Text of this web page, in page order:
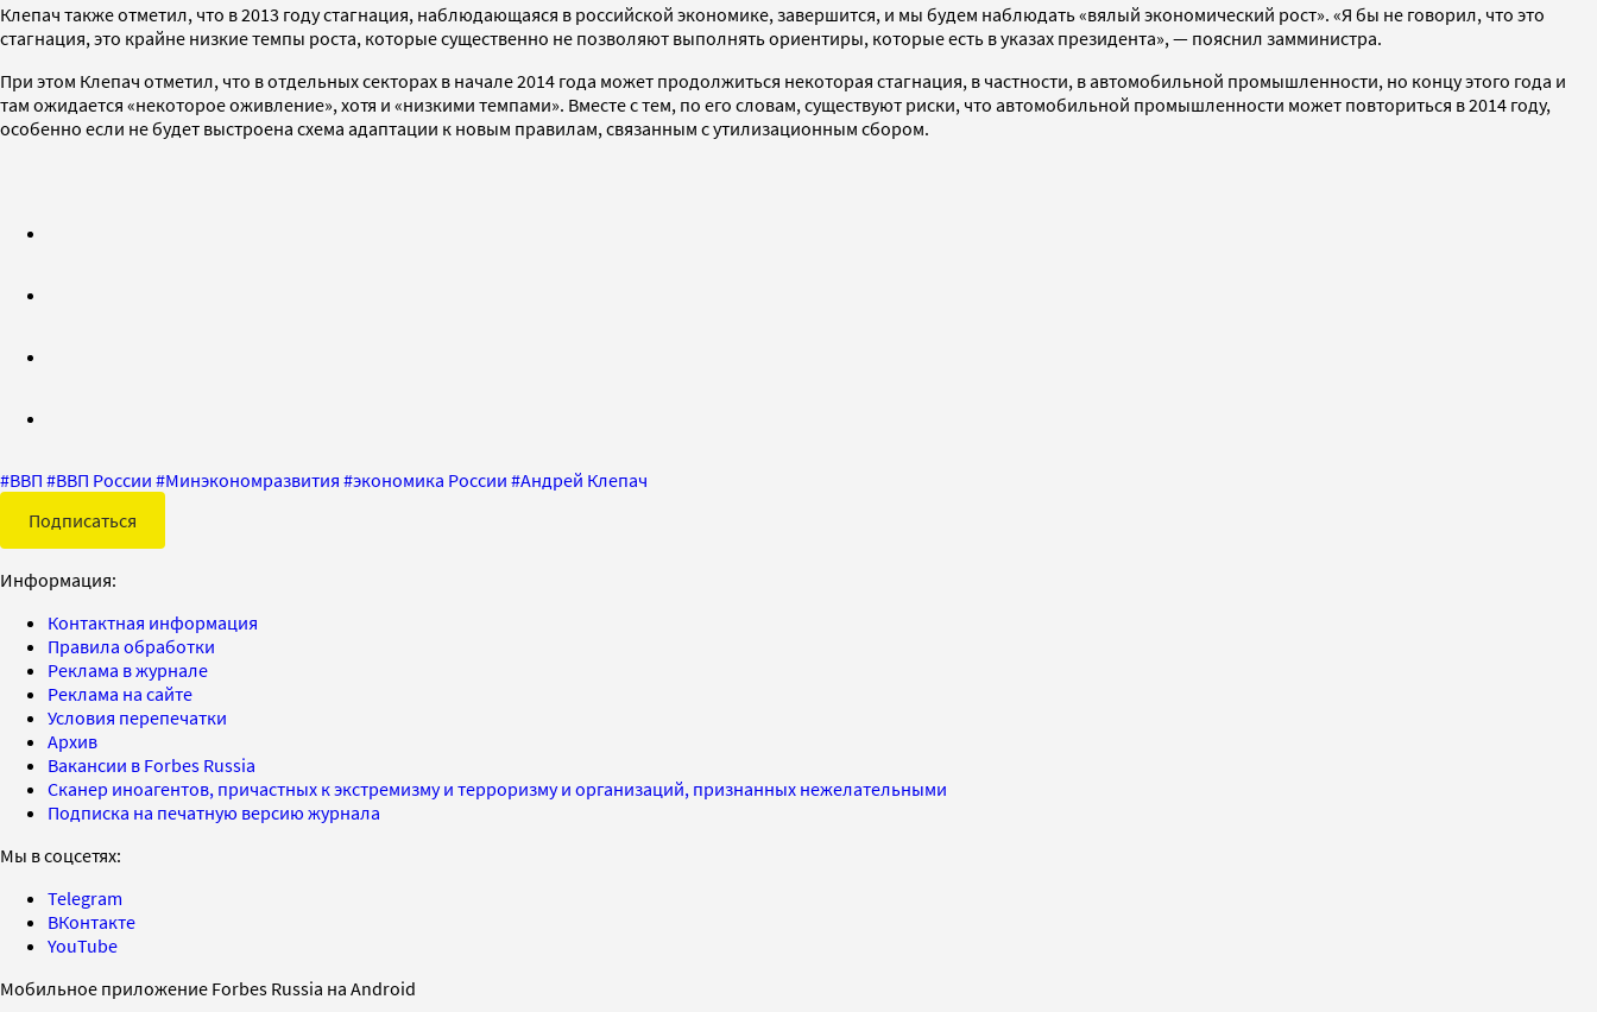
Клепач также отметил, что в 2013 году стагнация, наблюдающаяся в российской экономике, завершится, и мы будем наблюдать «вялый экономический рост». «Я бы не говорил, что это
стагнация, это крайне низкие темпы роста, которые существенно не позволяют выполнять ориентиры, которые есть в указах президента», — пояснил замминистра.
При этом Клепач отметил, что в отдельных секторах в начале 2014 года может продолжиться некоторая стагнация, в частности, в автомобильной промышленности, но концу этого года и
там ожидается «некоторое оживление», хотя и «низкими темпами». Вместе с тем, по его словам, существуют риски, что автомобильной промышленности может повториться в 2014 году,
особенно если не будет выстроена схема адаптации к новым правилам, связанным с утилизационным сбором.
#ВВП #ВВП России #Минэкономразвития #экономика России #Андрей Клепач
Подписаться
Информация:
Контактная информация
Правила обработки
Реклама в журнале
Реклама на сайте
Условия перепечатки
Архив
Вакансии в Forbes Russia
Сканер иноагентов, причастных к экстремизму и терроризму и организаций, признанных нежелательными
Подписка на печатную версию журнала
Мы в соцсетях:
Telegram
ВКонтакте
YouTube
Мобильное приложение Forbes Russia на Android